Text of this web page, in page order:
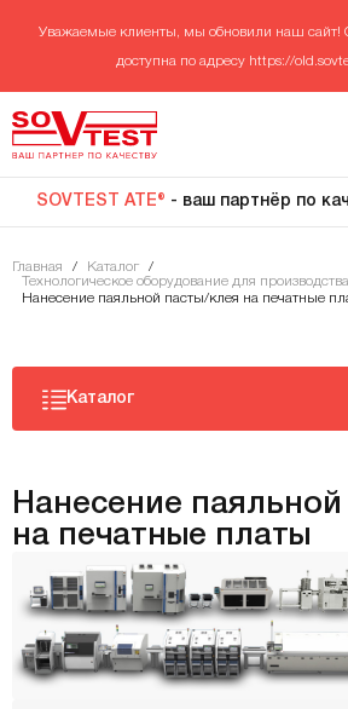
Уважаемые клиенты, мы обновили наш сайт!
доступна по адресу https://
SOVTEST ATE® - ваш партнёр по
Главная / Каталог
/
Технологическое оборудование для
Нанесение паяльной пасты/клея на печатные
Каталог
Нанесение
на печатные платы